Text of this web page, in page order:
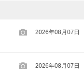
2026年08月07日
2026年08月07日